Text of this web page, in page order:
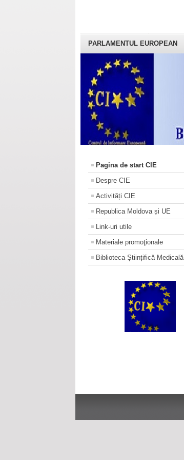
PARLAMENTUL EUROPEAN
Pagina de start CIE
Despre CIE
Activități CIE
Republica Moldova și UE
Link-uri utile
Materiale promoţionale
Biblioteca Științifică Medicală